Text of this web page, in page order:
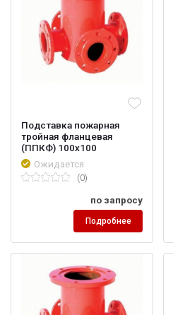
Подставка пожарная
тройная фланцевая
(ППКФ) 100х100
Ожидается
(0)
по запросу
Подробнее